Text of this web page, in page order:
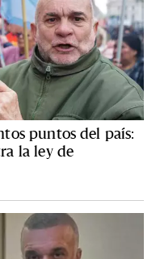
puntos del país:
la ley de